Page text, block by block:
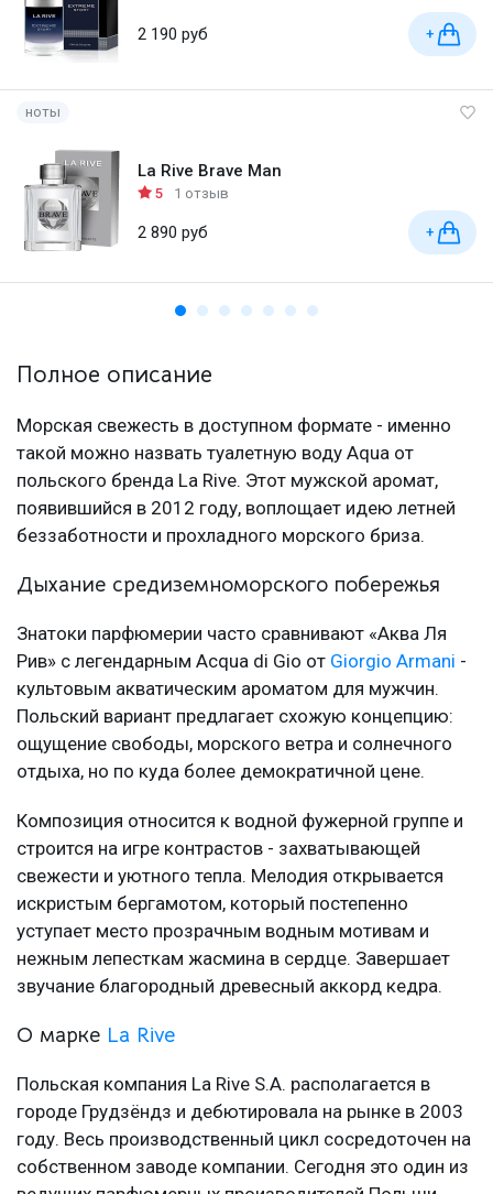
2 190 руб +
ноты
La Rive Brave Man
5 1 отзыв
2 890 руб +
Полное описание
Морская свежесть в доступном формате - именно
такой можно назвать туалетную воду Aqua от
польского бренда La Rive. Этот мужской аромат,
появившийся в 2012 году, воплощает идею летней
беззаботности и прохладного морского бриза.
Дыхание средиземноморского побережья
Знатоки парфюмерии часто сравнивают «Аква Ля
Рив» с легендарным Acqua di Gio от Giorgio Armani -
культовым акватическим ароматом для мужчин.
Польский вариант предлагает схожую концепцию:
ощущение свободы, морского ветра и солнечного
отдыха, но по куда более демократичной цене.
Композиция относится к водной фужерной группе и
строится на игре контрастов - захватывающей
свежести и уютного тепла. Мелодия открывается
искристым бергамотом, который постепенно
уступает место прозрачным водным мотивам и
нежным лепесткам жасмина в сердце. Завершает
звучание благородный древесный аккорд кедра.
О марке La Rive
Польская компания La Rive S.A. располагается в
городе Грудзёндз и дебютировала на рынке в 2003
году. Весь производственный цикл сосредоточен на
собственном заводе компании. Сегодня это один из